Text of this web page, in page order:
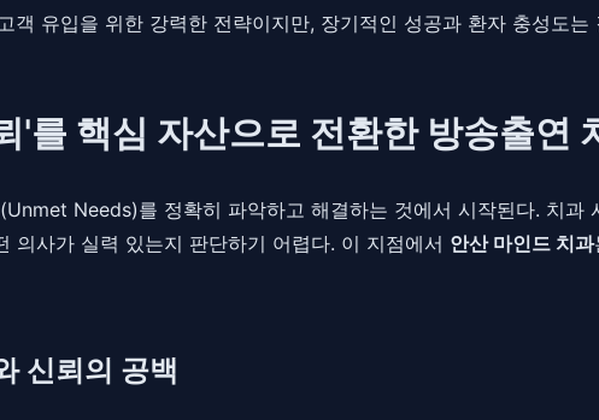
객 유입을 위한 강력한 전략이지만, 장기적인 성공과 환자 충성도
'를 핵심 자산으로 전환한 방송출연
Needs)를 정확히 파악하고 해결하는 것에서 시작된다. 치
의사가 실력 있는지 판단하기 어렵다. 이 지점에서 안산 마인드 치과
신뢰의 공백